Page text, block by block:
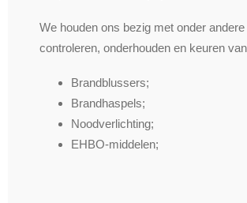
We houden ons bezig met onder andere
controleren, onderhouden en keuren
Brandblussers;
Brandhaspels;
Noodverlichting;
EHBO-middelen;